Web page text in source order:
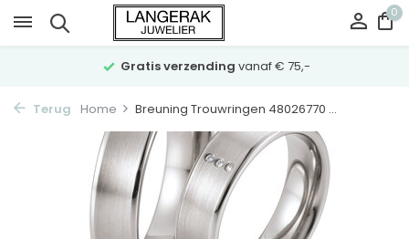
0
Gratis verzending vanaf € 75,-
Terug Home Breuning Trouwringen 48026770 ...